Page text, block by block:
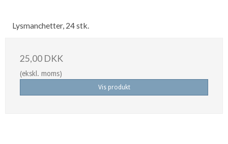
Lysmanchetter, 24 stk.
25,00 DKK
(ekskl. moms)
Vis produkt